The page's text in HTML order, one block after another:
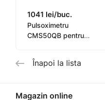
1041 lei/buc.
Pulsoximetru
CMS50QB pentru
Înapoi la lista
Magazin online